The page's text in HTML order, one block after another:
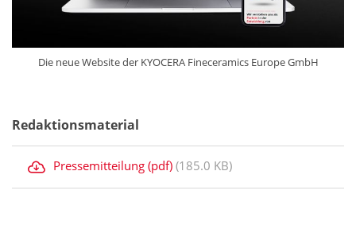
Die neue Website der KYOCERA Fineceramics Europe GmbH
Redaktionsmaterial
Pressemitteilung (pdf) (185.0 KB)